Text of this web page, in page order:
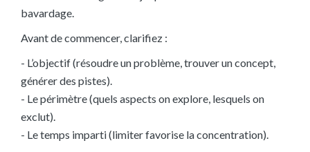
bavardage.
Avant de commencer, clarifiez :
- L’objectif (résoudre un problème, trouver un concept,
générer des pistes).
- Le périmètre (quels aspects on explore, lesquels on
exclut).
- Le temps imparti (limiter favorise la concentration).